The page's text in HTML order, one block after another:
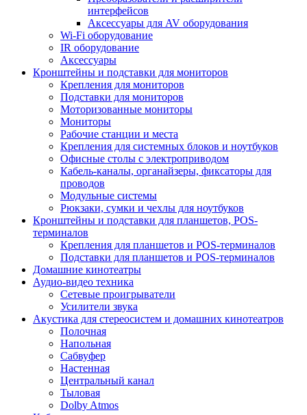
интерфейсов
Аксессуары для AV оборудования
Wi-Fi оборудование
IR оборудование
Аксессуары
Кронштейны и подставки для мониторов
Крепления для мониторов
Подставки для мониторов
Моторизованные мониторы
Мониторы
Рабочие станции и места
Крепления для системных блоков и ноутбуков
Офисные столы с электроприводом
Кабель-каналы, органайзеры, фиксаторы для
проводов
Модульные системы
Рюкзаки, сумки и чехлы для ноутбуков
Кронштейны и подставки для планшетов, POS-
терминалов
Крепления для планшетов и POS-терминалов
Подставки для планшетов и POS-терминалов
Домашние кинотеатры
Аудио-видео техника
Сетевые проигрыватели
Усилители звука
Акустика для стереосистем и домашних кинотеатров
Полочная
Напольная
Сабвуфер
Настенная
Центральный канал
Тыловая
Dolby Atmos